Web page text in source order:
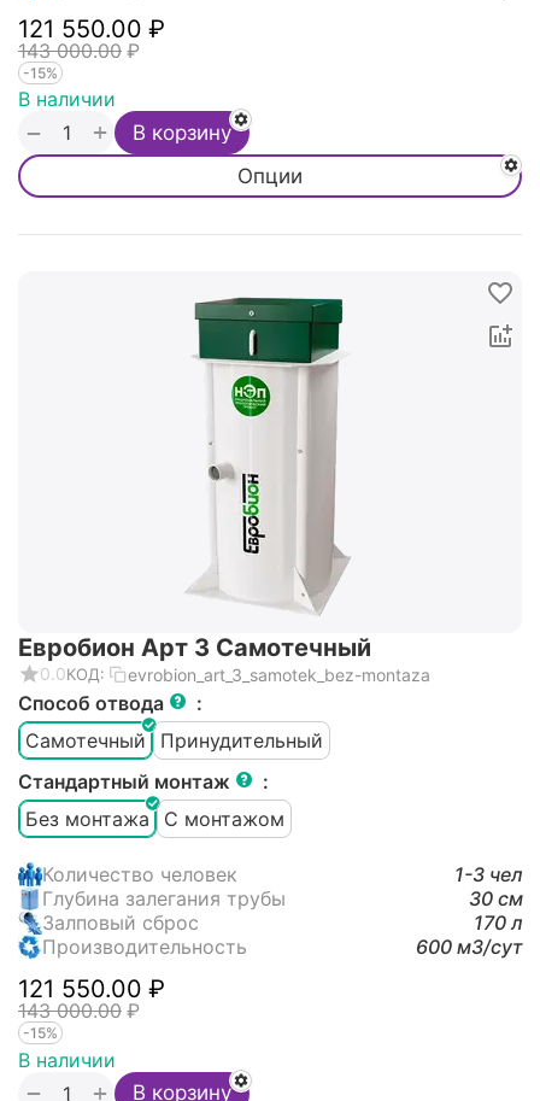
121 550.00 ₽
143 000.00 ₽
-15%
Опции
В наличии
+
− В корзину
Евробион Арт 3 Самотечный
0.0КОД: evrobion_art_3_samotek_bez-montaza
Способ отвода
:
Самотечный
Принудительный
Стандартный монтаж
:
Без монтажа
С монтажом
Количество человек
1-3 чел
Глубина залегания трубы
30 см
Залповый сброс
170 л
Производительность
600 м3/cут
121 550.00 ₽
143 000.00 ₽
-15%
В наличии
+
− В корзину